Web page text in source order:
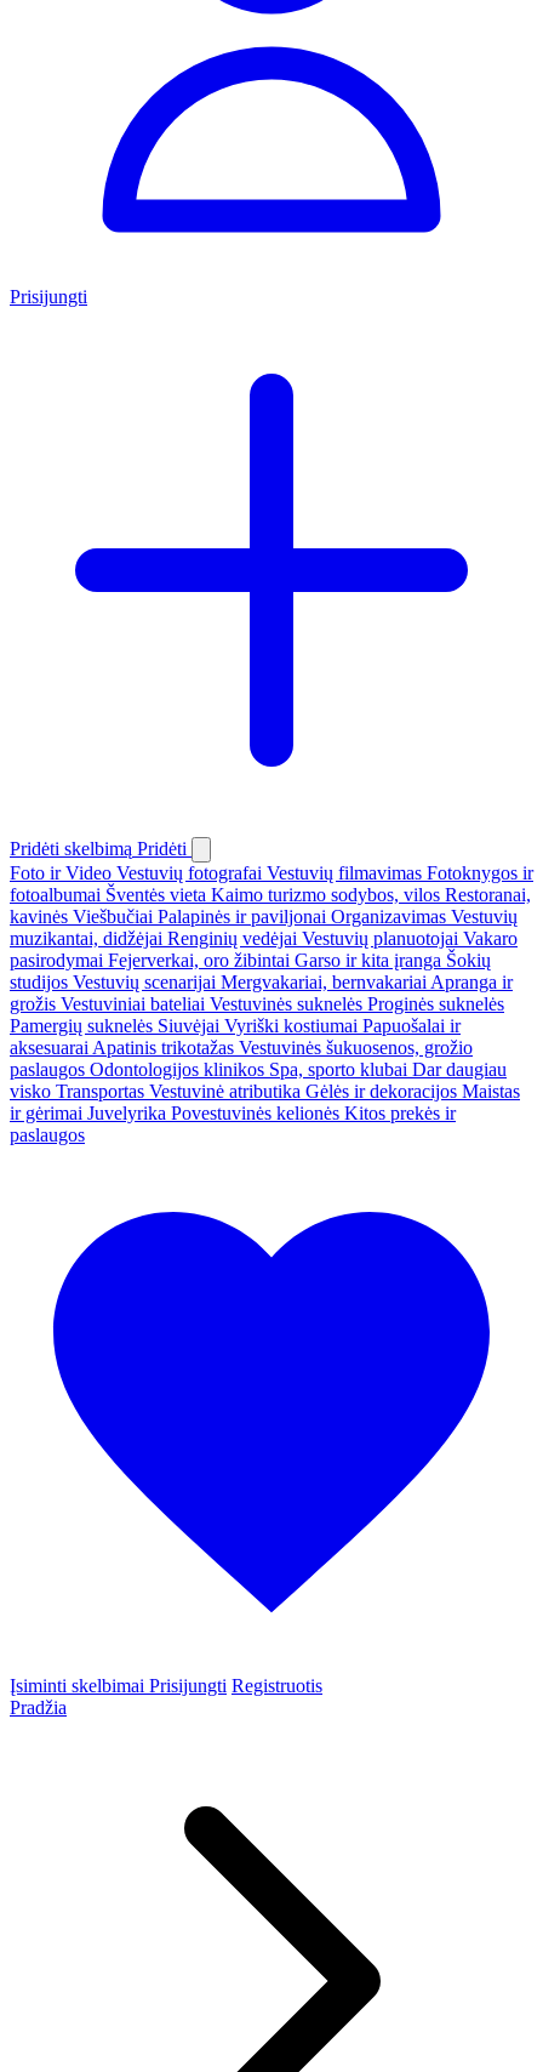
Prisijungti
Pridėti skelbimą Pridėti
Foto ir Video Vestuvių fotografai Vestuvių filmavimas Fotoknygos ir
fotoalbumai Šventės vieta Kaimo turizmo sodybos, vilos Restoranai,
kavinės Viešbučiai Palapinės ir paviljonai Organizavimas Vestuvių
muzikantai, didžėjai Renginių vedėjai Vestuvių planuotojai Vakaro
pasirodymai Fejerverkai, oro žibintai Garso ir kita įranga Šokių
studijos Vestuvių scenarijai Mergvakariai, bernvakariai Apranga ir
grožis Vestuviniai bateliai Vestuvinės suknelės Proginės suknelės
Pamergių suknelės Siuvėjai Vyriški kostiumai Papuošalai ir
aksesuarai Apatinis trikotažas Vestuvinės šukuosenos, grožio
paslaugos Odontologijos klinikos Spa, sporto klubai Dar daugiau
visko Transportas Vestuvinė atributika Gėlės ir dekoracijos Maistas
ir gėrimai Juvelyrika Povestuvinės kelionės Kitos prekės ir
paslaugos
Įsiminti skelbimai Prisijungti Registruotis
Pradžia